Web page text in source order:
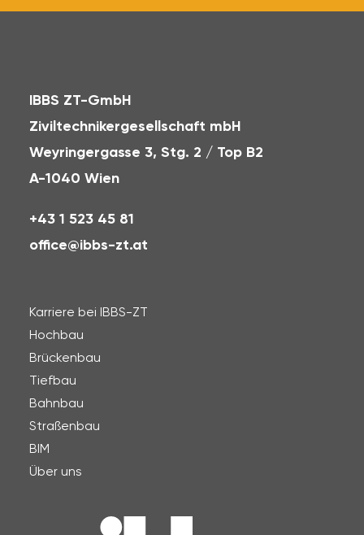
IBBS ZT-GmbH
Ziviltechnikergesellschaft mbH
Weyringergasse 3, Stg. 2 / Top B2
A-1040 Wien
+43 1 523 45 81
office@ibbs-zt.at
Karriere bei IBBS-ZT
Hochbau
Brückenbau
Tiefbau
Bahnbau
Straßenbau
BIM
Über uns